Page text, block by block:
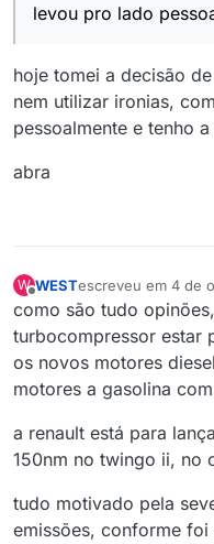
levou pro lado
hoje tomei a decisão
nem utilizar ironias,
pessoalmente e tenho
abra
W WESTescreveu em 4 de
última edição por
como são tudo
turbocompressor estar
os novos motores
motores a gasolina
a renault está para
150nm no twingo ii, no
tudo motivado pela
emissões, conforme